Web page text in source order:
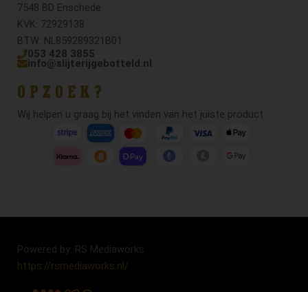
7548 BD Enschede
KVK: 72929138
BTW: NL859289321B01
053 428 3855
info@slijterijgebotteld.nl
OPZOEK?
Wij helpen u graag bij het vinden van het juiste product.
Powered by: RS Mediaworks
https://rsmediaworks.nl/